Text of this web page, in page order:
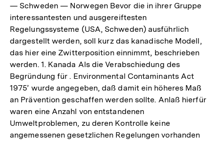
— Schweden — Norwegen Bevor die in ihrer Gruppe
interessantesten und ausgereiftesten
Regelungssysteme (USA, Schweden) ausführlich
dargestellt werden, soll kurz das kanadische Modell,
das hier eine Zwitterposition einnimmt, beschrieben
werden. 1. Kanada Als die Verabschiedung des
Begründung für . Environmental Contaminants Act
1975’ wurde angegeben, daß damit ein höheres Maß
an Prävention geschaffen werden sollte. Anlaß hierfür
waren eine Anzahl von entstandenen
Umweltproblemen, zu deren Kontrolle keine
angemessenen gesetzlichen Regelungen vorhanden